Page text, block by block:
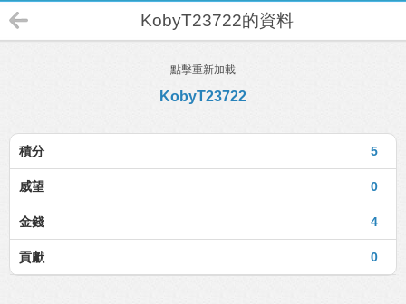
KobyT23722的資料
點擊重新加載
KobyT23722
5
積分
0
威望
4
金錢
0
貢獻